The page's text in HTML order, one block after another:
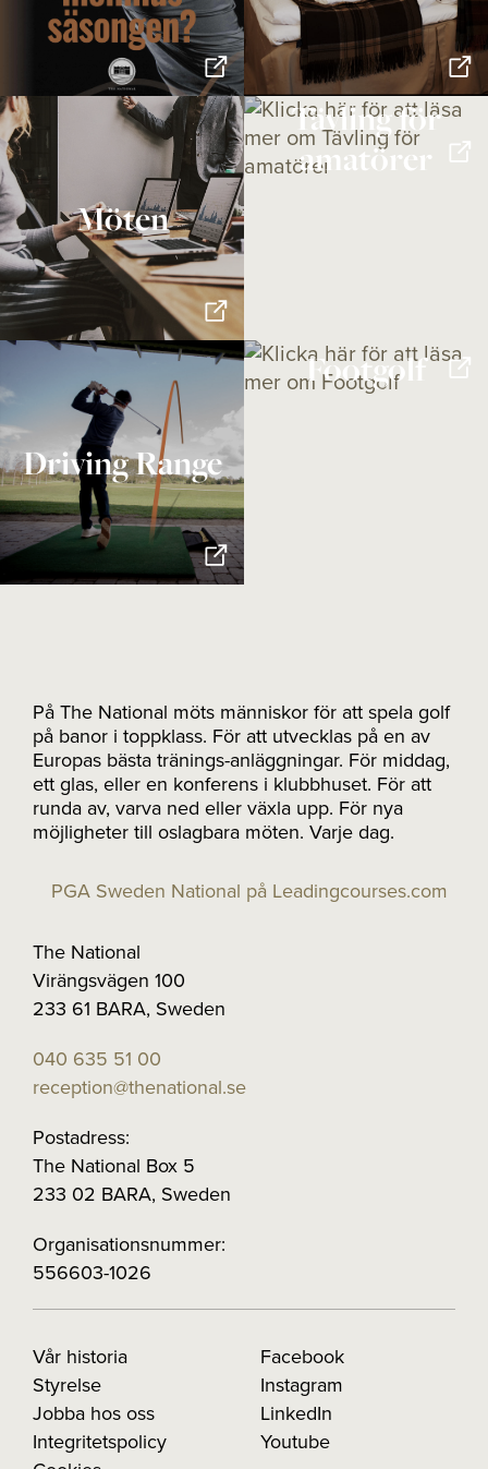
Möten
Tävling för
amatörer
Driving Range
Footgolf
På The National möts människor för att spela golf
på banor i toppklass. För att utvecklas på en av
Europas bästa tränings-anläggningar. För middag,
ett glas, eller en konferens i klubbhuset. För att
runda av, varva ned eller växla upp. För nya
möjligheter till oslagbara möten. Varje dag.
PGA Sweden National på Leadingcourses.com
The National
Virängsvägen 100
233 61 BARA, Sweden
040 635 51 00
reception@thenational.se
Postadress:
The National Box 5
233 02 BARA, Sweden
Organisationsnummer:
556603-1026
Vår historia
Styrelse
Jobba hos oss
Integritetspolicy
Facebook
Instagram
LinkedIn
Youtube